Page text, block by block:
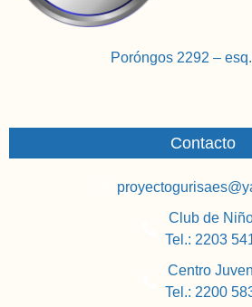
Poróngos 2292 –
Contacto
Club de
Tel.: 2203
Centro
Tel.: 2200